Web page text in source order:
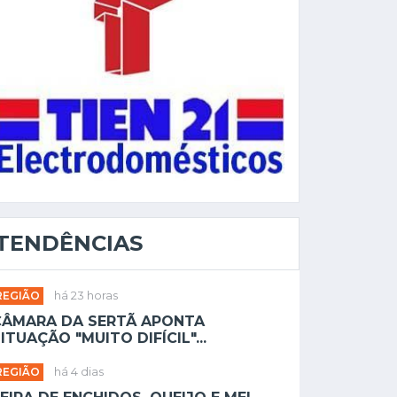
há 23 horas
DA SERTÃ APONTA
"MUITO DIFÍCIL"...
há 4 dias